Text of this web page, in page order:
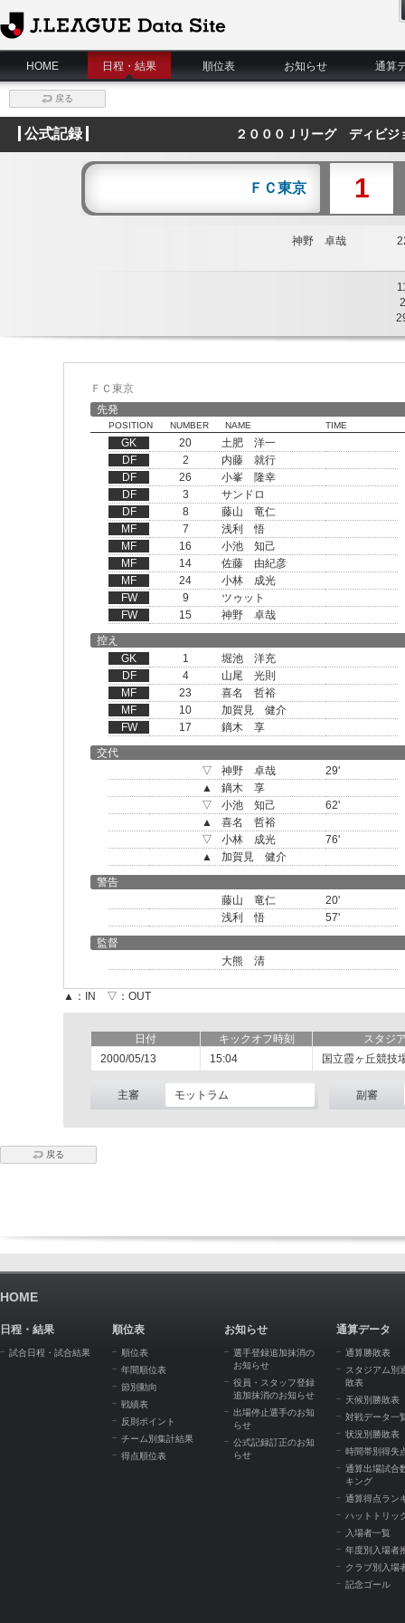
J.League Data Site
HOME
日程・結果 順位表 お知らせ 通算
戻る
公式記録 ２０００Ｊリーグ ディビ
ＦＣ東京 1
神野 卓哉
2
ＦＣ東京
先発
POSITION NUMBER NAME TIME
GK 20
土肥 洋一
DF
2
内藤 就行
DF
26
小峯 隆幸
DF
3
サンドロ
DF
8
藤山 竜仁
MF
7
浅利 悟
MF
16
小池 知己
MF
14
佐藤 由紀彦
MF
24
小林 成光
FW
9
ツゥット
FW
15
神野 卓哉
控え
GK
1
堀池 洋充
DF
4
山尾 光則
MF
23
喜名 哲裕
MF
10
加賀見 健介
FW
17
鏑木 享
交代
▽
神野 卓哉
29'
▲
鏑木 享
▽
小池 知己
62'
▲
喜名 哲裕
▽
小林 成光
76'
▲
加賀見 健介
警告
藤山 竜仁
20'
浅利 悟
57'
監督
大熊 清
▲：IN ▽：OUT
日付 キックオフ時刻
スタジ
2000/05/13
15:04 国立霞ヶ丘競技
主審 モットラム 副審
戻る
HOME
日程・結果
試合日程・試合結果
順位表
順位表
年間順位表
節別動向
戦績表
反則ポイント
チーム別集計結果
得点順位表
お知らせ
選手登録追加抹消の
お知らせ
役員・スタッフ登録
追加抹消のお知らせ
出場停止選手のお知
らせ
公式記録訂正のお知
らせ
通算データ
通算勝敗表
スタジアム別
敗表
天候別勝敗表
対戦データ一
状況別勝敗表
時間帯別得失
通算出場試合
キング
通算得点ラン
ハットトリッ
入場者一覧
年度別入場者
クラブ別入場
記念ゴール